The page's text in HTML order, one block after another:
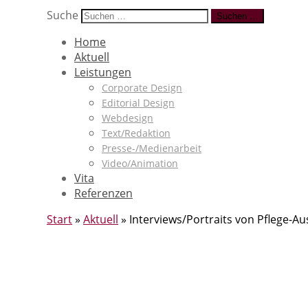
Suche Suchen …
Home
Aktuell
Leistungen
Corporate Design
Editorial Design
Webdesign
Text/Redaktion
Presse-/Medienarbeit
Video/Animation
Vita
Referenzen
Start» Aktuell » Interviews/Portraits von Pflege-